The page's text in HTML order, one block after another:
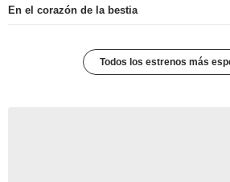
En el corazón de la bestia
Todos los estrenos más